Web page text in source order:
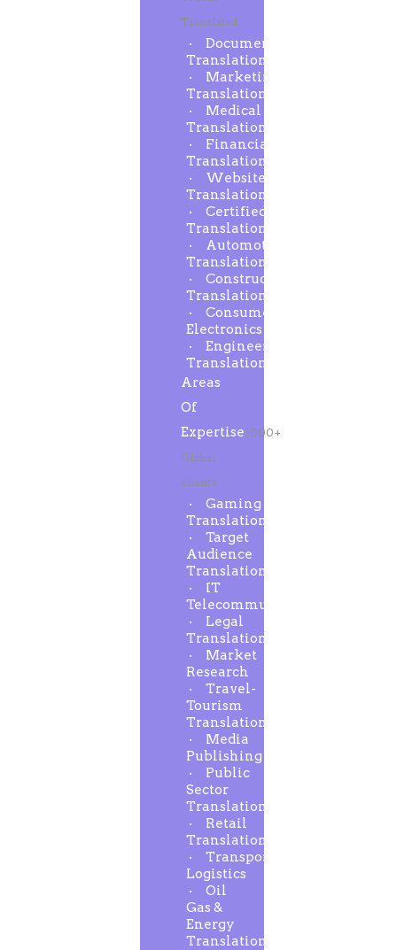
Translated
Document
Translation
Marketing
Translation
Medical
Translation
Financial
Translation
Website
Translation
Certified
Translation
Automotive
Translation
Construction
Translation
Consumer
Electronics
Engineering
Translation
Areas
Of
Expertise1000+
Global
clients
Gaming
Translation
Target
Audience
Translation
IT
Telecommunication
Legal
Translation
Market
Research
Travel-
Tourism
Translation
Media
Publishing
Public
Sector
Translation
Retail
Translation
Transport-
Logistics
Oil
Gas &
Energy
Translation